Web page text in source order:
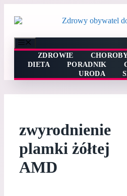
treści
ZDROWIE
DIETA
PORADNIK
URODA
zwyrodnienie
plamki żółtej
AMD